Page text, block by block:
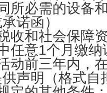
所必需的设备
诺函）
收和社会保障
任意1个月缴
动前三年内，
声明（格式自